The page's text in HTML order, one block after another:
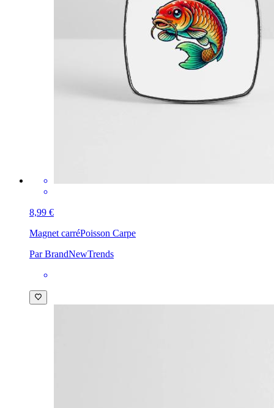
8,99 €
Magnet carréPoisson Carpe
Par BrandNewTrends